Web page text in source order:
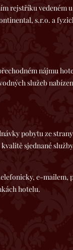
rejstříku
s.r.o. a
nájmu
služeb
pobytu ze
sjednané
e-
hotelu.